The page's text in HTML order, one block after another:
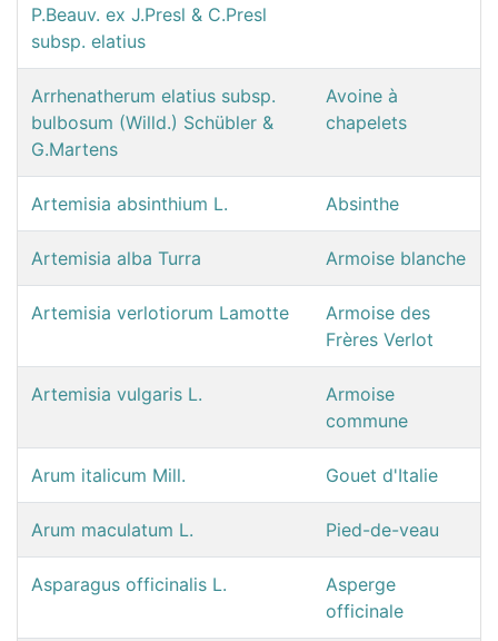
P.Beauv. ex J.Presl & C.Presl
subsp. elatius
Arrhenatherum elatius subsp.
bulbosum (Willd.) Schübler &
G.Martens
Avoine à
chapelets
Artemisia absinthium L. Absinthe
Artemisia alba Turra Armoise blanche
Artemisia verlotiorum Lamotte
Armoise des
Frères Verlot
Artemisia vulgaris L.
Armoise
commune
Arum italicum Mill. Gouet d'Italie
Arum maculatum L. Pied-de-veau
Asparagus officinalis L.
Asperge
officinale